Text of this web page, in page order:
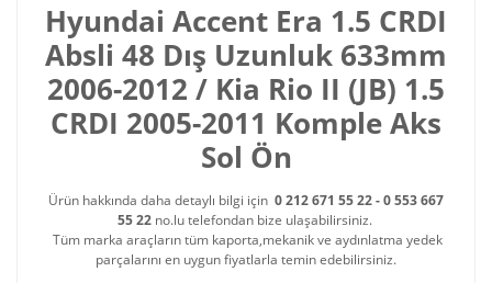
Hyundai Accent Era 1.5 CRDI
Absli 48 Dış Uzunluk 633mm
2006-2012 / Kia Rio II (JB) 1.5
CRDI 2005-2011 Komple Aks
Sol Ön
Ürün hakkında daha detaylı bilgi için 0 212 671 55 22 - 0 553 667
55 22no.lu telefondan bize ulaşabilirsiniz.
Tüm marka araçların tüm kaporta,mekanik ve aydınlatma yedek
parçalarını en uygun fiyatlarla temin edebilirsiniz.